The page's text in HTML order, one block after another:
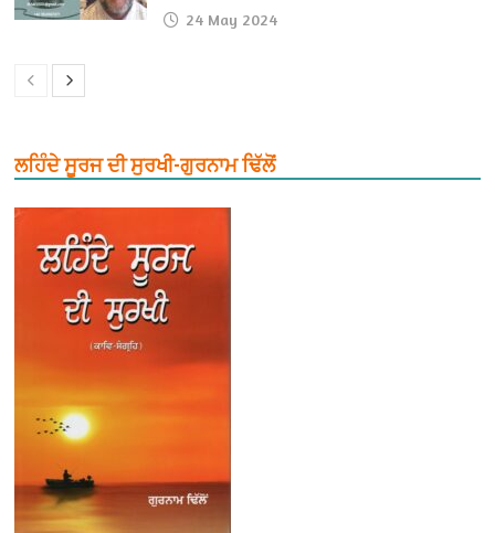
24 May 2024
ਲਹਿੰਦੇ ਸੂਰਜ ਦੀ ਸੁਰਖੀ-ਗੁਰਨਾਮ ਢਿੱਲੋਂ